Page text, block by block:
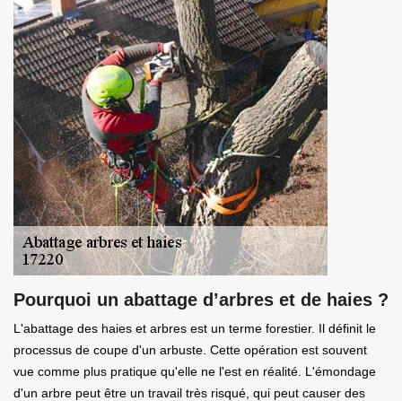
Pourquoi un abattage d’arbres et de haies ?
L'abattage des haies et arbres est un terme forestier. Il définit le
processus de coupe d'un arbuste. Cette opération est souvent
vue comme plus pratique qu'elle ne l'est en réalité. L'émondage
d'un arbre peut être un travail très risqué, qui peut causer des